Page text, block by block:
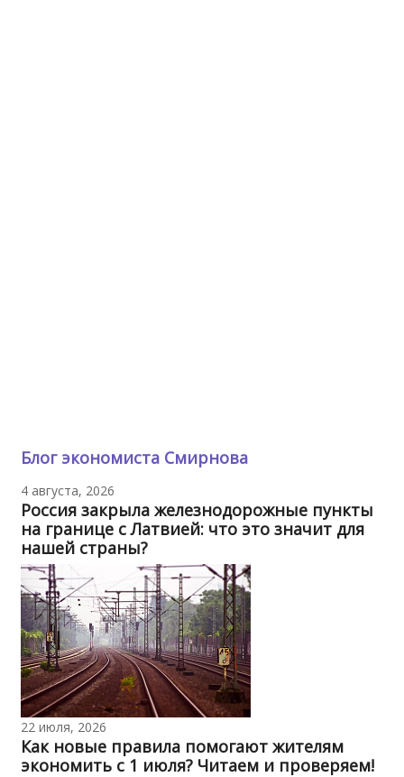
Блог экономиста Смирнова
4 августа, 2026
Россия закрыла железнодорожные пункты
на границе с Латвией: что это значит для
нашей страны?
22 июля, 2026
Как новые правила помогают жителям
экономить с 1 июля? Читаем и проверяем!